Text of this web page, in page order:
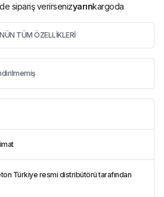
sipariş verirsenizyarınkargoda
TÜM ÖZELLİKLERİ
Türkiye resmi distribütörü tarafından